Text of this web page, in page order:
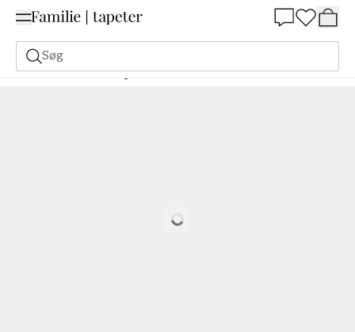
Søg
Malerfarve Bestilling Udfra NCS Bestil efter NCS 6020-Y80R
Loading…